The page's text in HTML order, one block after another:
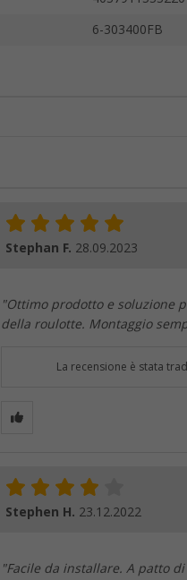
6-303400FB
Stephan F. 28.09.2023
"Ottimo prodotto e soluzione
della roulotte. Montaggio
La recensione è stata
Stephen H. 23.12.2022
"Facile da installare. A patto